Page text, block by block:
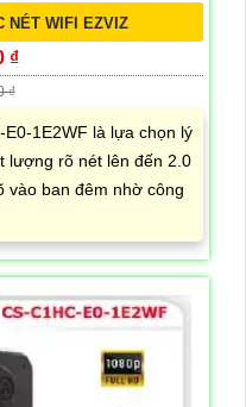
NÉT WIFI EZVIZ
₫
₫
1E2WF là lựa chọn lý
lượng rõ nét lên đến 2.0
vào ban đêm nhờ công